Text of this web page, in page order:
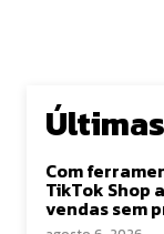
Últimas
Com
TikTok Shop
vendas sem